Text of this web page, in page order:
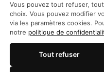
Questions fréquemment
© 2026
Vous pouvez tout refuser,
choix. Vous pouvez modifier
via les paramètres cookies.
notre politique de
Tout refuser